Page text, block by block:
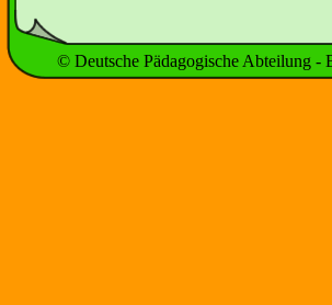
© Deutsche Pädagogische Abteilung -